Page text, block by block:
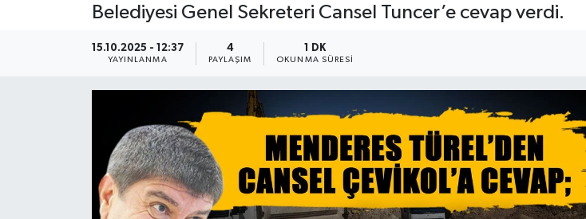
Belediyesi Genel Sekreteri Cansel Tuncer’e cevap verdi.
15.10.2025 - 12:37
YAYINLANMA
4
PAYLAŞIM
1 DK
OKUNMA SÜRESI
Resmi İlan